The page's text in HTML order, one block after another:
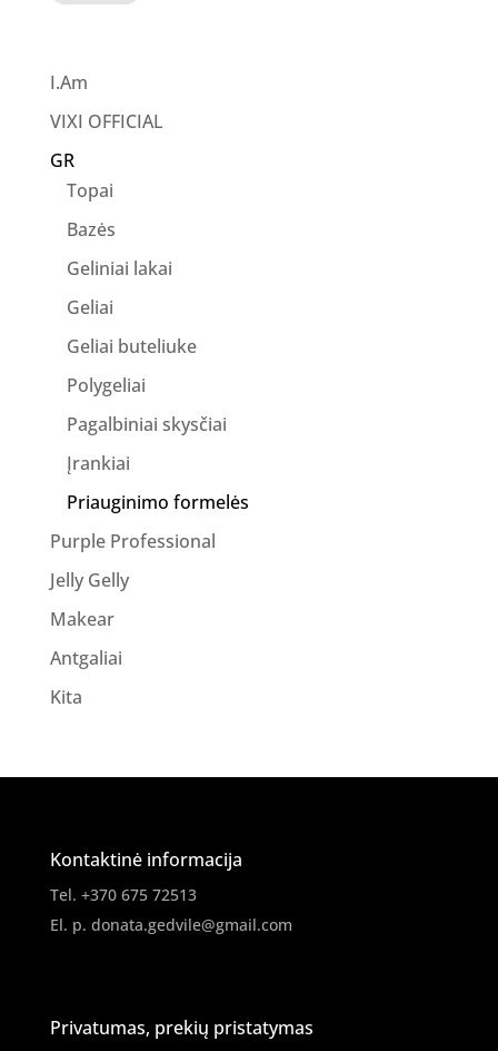
I.Am
VIXI OFFICIAL
GR
Topai
Bazės
Geliniai lakai
Geliai
Geliai buteliuke
Polygeliai
Pagalbiniai skysčiai
Įrankiai
Priauginimo formelės
Purple Professional
Jelly Gelly
Makear
Antgaliai
Kita
Kontaktinė informacija
Tel. +370 675 72513
El. p. donata.gedvile@gmail.com
Privatumas, prekių pristatymas